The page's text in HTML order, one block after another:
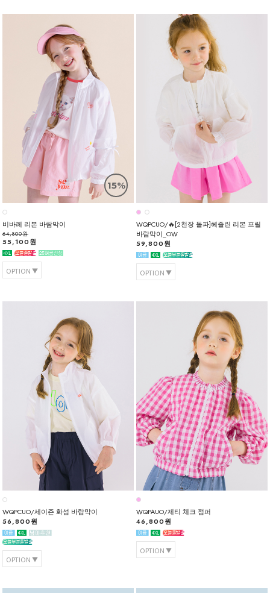
15%
비바레 리본 바람막이
64,800원
55,100원
OPTION
WQPCUO/🔥[2천장 돌파]헤즐린 리본 프릴
바람막이_OW
59,800원
OPTION
WQPCUO/세이즌 화섬 바람막이
56,800원
OPTION
WQPAUO/제티 체크 점퍼
46,800원
OPTION